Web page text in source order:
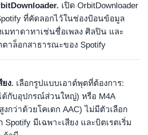
เปิด OrbitDownloader
ที่คัดลอกไว้ในช่องป้อนข้อมูล
เมทาดาทาเช่นชื่อเพลง ศิลปิน และ
าล็อกสาธารณะของ Spotify
ยง. เลือกรูปแบบเอาต์พุตที่ต้องการ:
ด้กับอุปกรณ์ส่วนใหญ่) หรือ M4A
กว่าด้วยโคเดก AAC) ไม่มีตัวเลือก
Spotify มีเฉพาะเสียง และบิตเรตเริ่ม